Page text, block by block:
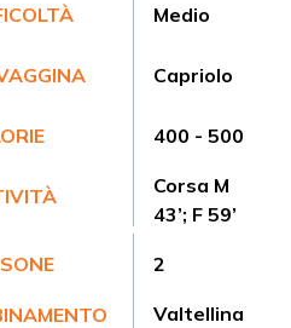
Medio
Capriolo
400 - 500
Corsa M
43’; F 59’
2
Valtellina